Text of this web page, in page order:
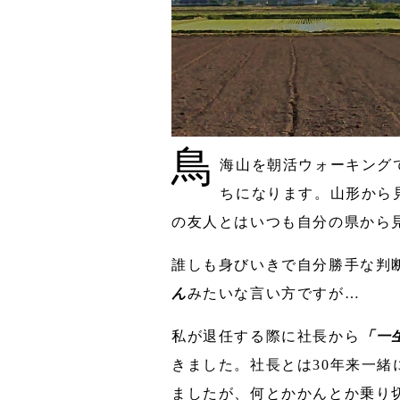
鳥
海山を朝活ウォーキング
ちになります。山形から
の友人とはいつも自分の県から
誰しも身びいきで自分勝手な
んみたいな言い方ですが…
私が退任する際に社長から
「
きました。社長とは30年来一
ましたが、何とかかんとか乗